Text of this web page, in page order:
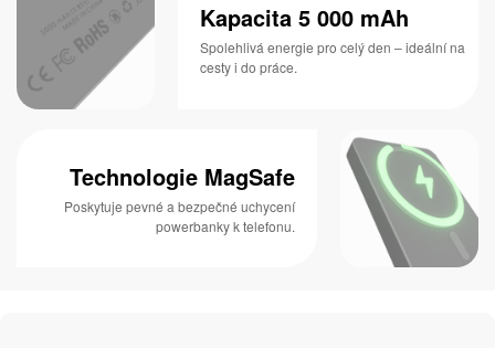
Kapacita 5 000 mAh
Spolehlivá energie pro celý den – ideální na
cesty i do práce.
Technologie MagSafe
Poskytuje pevné a bezpečné uchycení
powerbanky k telefonu.